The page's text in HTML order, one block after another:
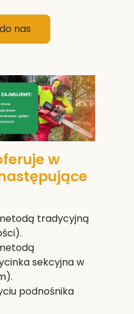
nas
w
tradycyjną
sekcyjna w
podnośnika